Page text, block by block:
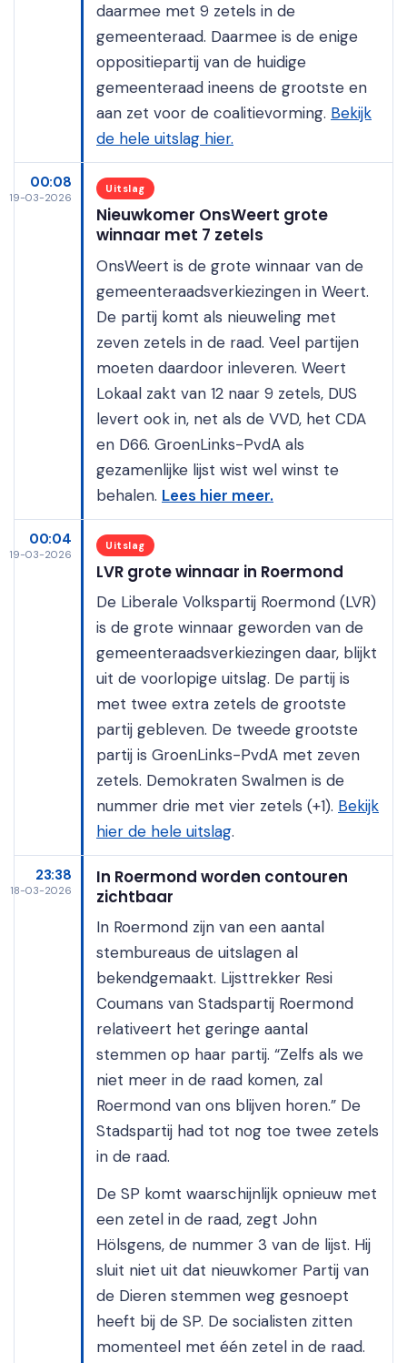
daarmee met 9 zetels in de
gemeenteraad. Daarmee is de enige
oppositiepartij van de huidige
gemeenteraad ineens de grootste en
aan zet voor de coalitievorming. Bekijk
de hele uitslag hier.
00:08
19-03-2026
Uitslag
Nieuwkomer OnsWeert grote
winnaar met 7 zetels
OnsWeert is de grote winnaar van de
gemeenteraadsverkiezingen in Weert.
De partij komt als nieuweling met
zeven zetels in de raad. Veel partijen
moeten daardoor inleveren. Weert
Lokaal zakt van 12 naar 9 zetels, DUS
levert ook in, net als de VVD, het CDA
en D66. GroenLinks-PvdA als
gezamenlijke lijst wist wel winst te
behalen. Lees hier meer.
00:04
19-03-2026
Uitslag
LVR grote winnaar in Roermond
De Liberale Volkspartij Roermond (LVR)
is de grote winnaar geworden van de
gemeenteraadsverkiezingen daar, blijkt
uit de voorlopige uitslag. De partij is
met twee extra zetels de grootste
partij gebleven. De tweede grootste
partij is GroenLinks-PvdA met zeven
zetels. Demokraten Swalmen is de
nummer drie met vier zetels (+1). Bekijk
hier de hele uitslag.
23:38
18-03-2026
In Roermond worden contouren
zichtbaar
In Roermond zijn van een aantal
stembureaus de uitslagen al
bekendgemaakt. Lijsttrekker Resi
Coumans van Stadspartij Roermond
relativeert het geringe aantal
stemmen op haar partij. “Zelfs als we
niet meer in de raad komen, zal
Roermond van ons blijven horen.” De
Stadspartij had tot nog toe twee zetels
in de raad.
De SP komt waarschijnlijk opnieuw met
een zetel in de raad, zegt John
Hölsgens, de nummer 3 van de lijst. Hij
sluit niet uit dat nieuwkomer Partij van
de Dieren stemmen weg gesnoept
heeft bij de SP. De socialisten zitten
momenteel met één zetel in de raad.